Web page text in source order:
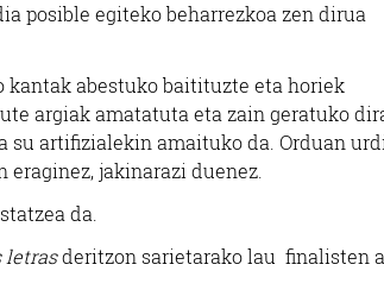
posible egiteko beharrezkoa zen dirua
kantak abestuko baitituzte eta horiek
argiak amatatuta eta zain geratuko
su artifizialekin amaituko da. Orduan
jakinarazi duenez.
da.
letrasderitzon sarietarako lau finalisten